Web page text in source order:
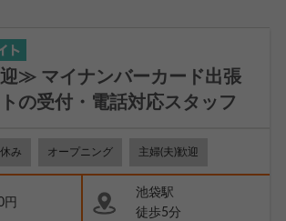
≫ マイナンバーカード出張
の受付・電話対応スタッフ
み オープニング 主婦(夫)歓迎
円
池袋駅
徒歩5分